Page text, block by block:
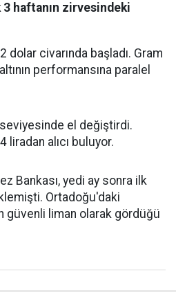
3 haftanın zirvesindeki
dolar civarında başladı. Gram
performansına paralel
seviyesinde el değiştirdi.
liradan alıcı buluyor.
Bankası, yedi ay sonra ilk
Ortadoğu'daki
güvenli liman olarak gördüğü